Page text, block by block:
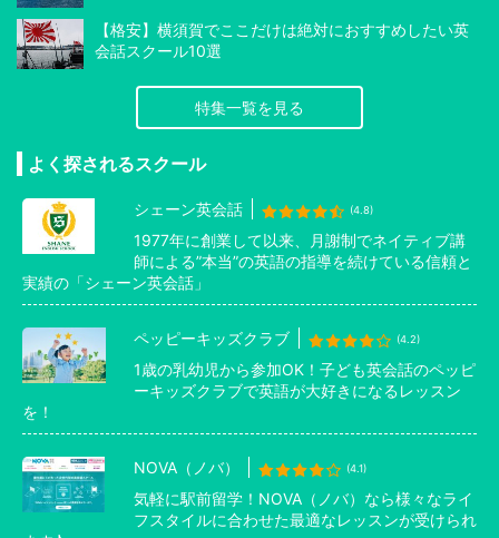
【格安】横須賀でここだけは絶対におすすめしたい英
会話スクール10選
特集一覧を見る
よく探されるスクール
シェーン英会話 (4.8)
1977年に創業して以来、月謝制でネイティブ講
師による”本当”の英語の指導を続けている信頼と
実績の「シェーン英会話」
ペッピーキッズクラブ (4.2)
1歳の乳幼児から参加OK！子ども英会話のペッピ
ーキッズクラブで英語が大好きになるレッスン
を！
NOVA（ノバ） (4.1)
気軽に駅前留学！NOVA（ノバ）なら様々なライ
フスタイルに合わせた最適なレッスンが受けられ